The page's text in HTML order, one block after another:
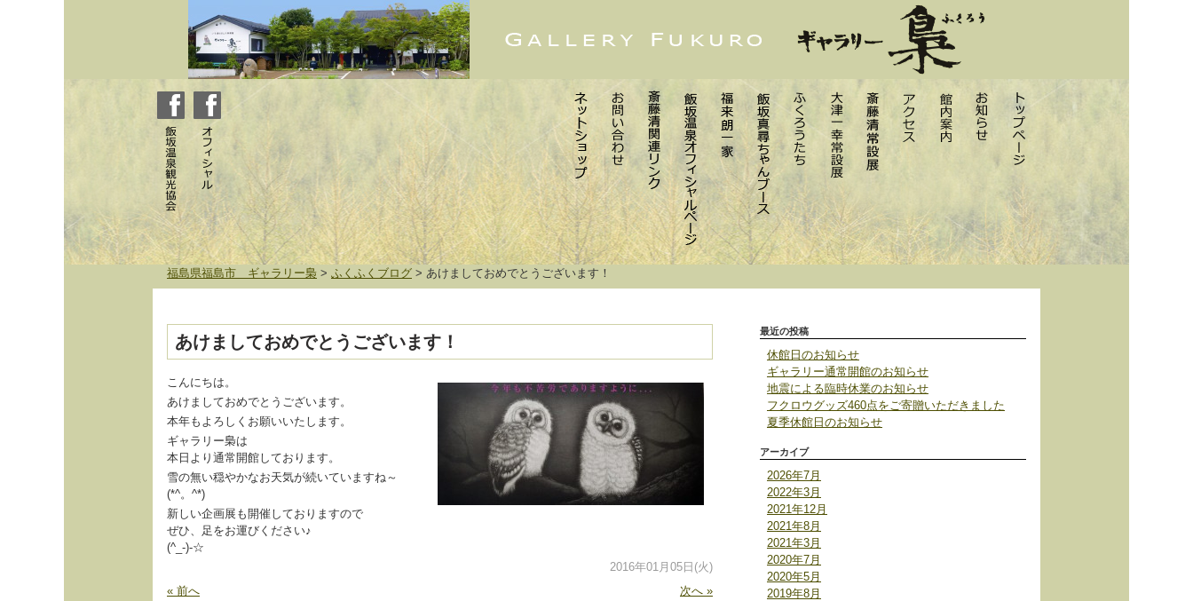
福島県福島市 ギャラリー梟 > ふくふくブログ > あけましておめでとうございます！
あけましておめでとうございます！
こんにちは。
あけましておめでとうございます。
本年もよろしくお願いいたします。
ギャラリー梟は
本日より通常開館しております。
雪の無い穏やかなお天気が続いていますね～
(*^。^*)
新しい企画展も開催しておりますので
ぜひ、足をお運びください♪
(^_-)-☆
2016年01月05日(火)
« 前へ
次へ »
最近の投稿
休館日のお知らせ
ギャラリー通常開館のお知らせ
地震による臨時休業のお知らせ
フクロウグッズ460点をご寄贈いただきました
夏季休館日のお知らせ
アーカイブ
2026年7月
2022年3月
2021年12月
2021年8月
2021年3月
2020年7月
2020年5月
2019年8月